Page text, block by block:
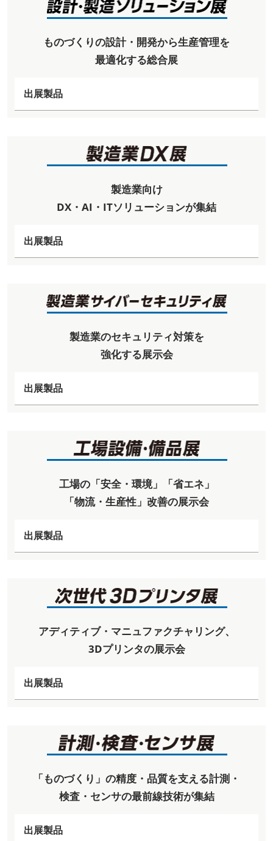
ものづくりの設計・開発から生産管理を
最適化する総合展
出展製品
製造業向け
DX・AI・ITソリューションが集結
出展製品
製造業のセキュリティ対策を
強化する展示会
出展製品
工場の「安全・環境」「省エネ」
「物流・生産性」改善の展示会
出展製品
アディティブ・マニュファクチャリング、
3Dプリンタの展示会
出展製品
「ものづくり」の精度・品質を支える計測・
検査・センサの最前線技術が集結
出展製品